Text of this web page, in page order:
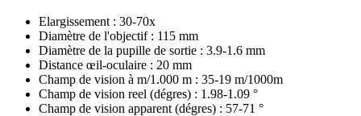
Elargissement : 30-70x
Diamètre de l'objectif : 115 mm
Diamètre de la pupille de sortie : 3.9-1.6 mm
Distance œil-oculaire : 20 mm
Champ de vision à m/1.000 m : 35-19 m/1000m
Champ de vision reel (dégres) : 1.98-1.09 °
Champ de vision apparent (dégres) : 57-71 °